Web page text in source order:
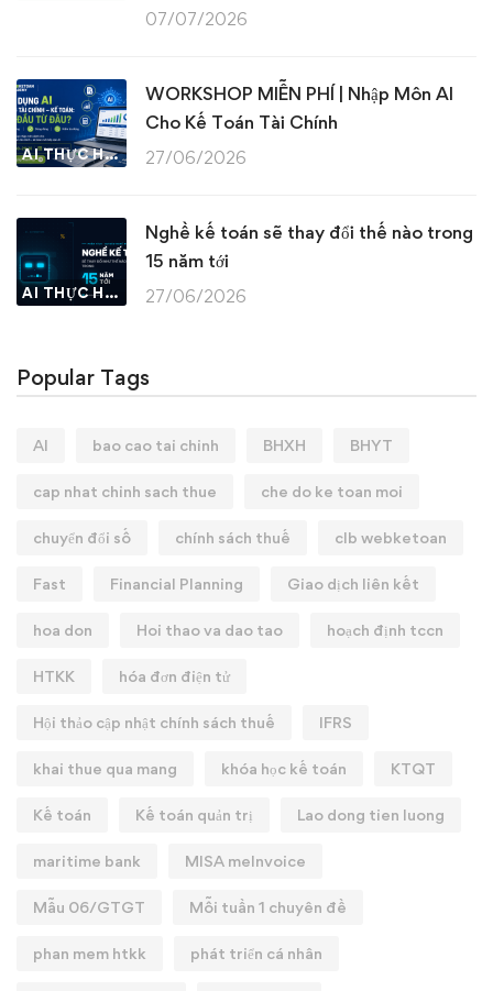
07/07/2026
AI THỰC HÀNH
WORKSHOP MIỄN PHÍ | Nhập Môn AI
Cho Kế Toán Tài Chính
27/06/2026
AI THỰC HÀNH
Nghề kế toán sẽ thay đổi thế nào trong
15 năm tới
27/06/2026
Popular Tags
AI bao cao tai chinh BHXH BHYT
cap nhat chinh sach thue che do ke toan moi
chuyển đổi số chính sách thuế clb webketoan
Fast Financial Planning Giao dịch liên kết
hoa don Hoi thao va dao tao hoạch định tccn
HTKK hóa đơn điện tử
Hội thảo cập nhật chính sách thuế IFRS
khai thue qua mang khóa học kế toán KTQT
Kế toán Kế toán quản trị Lao dong tien luong
maritime bank MISA meInvoice
Mẫu 06/GTGT Mỗi tuần 1 chuyên đề
phan mem htkk phát triển cá nhân